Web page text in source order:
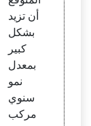
أن تزيد
بشكل
كبير
بمعدل
نمو
سنوي
مركب